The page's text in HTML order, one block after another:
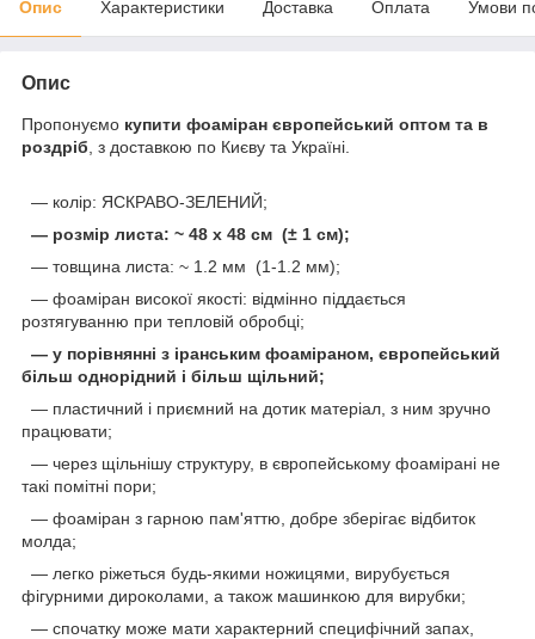
Опис Характеристики Доставка Оплата Умови
Опис
Пропонуємо купити фоаміран європейський оптом та в
роздріб , з доставкою по Києву та Україні.
— колір: ЯСКРАВО-ЗЕЛЕНИЙ;
— розмір листа: ~ 48 х 48 см (± 1 см);
— товщина листа: ~ 1.2 мм (1-1.2 мм);
— фоаміран високої якості: відмінно піддається
розтягуванню при тепловій обробці;
— у порівнянні з іранським фоаміраном, європейський
більш однорідний і більш щільний;
— пластичний і приємний на дотик матеріал, з ним зручно
працювати;
— через щільнішу структуру, в європейському фоамірані не
такі помітні пори;
— фоаміран з гарною пам'яттю, добре зберігає відбиток
молда;
— легко ріжеться будь-якими ножицями, вирубується
фігурними дироколами, а також машинкою для вирубки;
— спочатку може мати характерний специфічний запах,